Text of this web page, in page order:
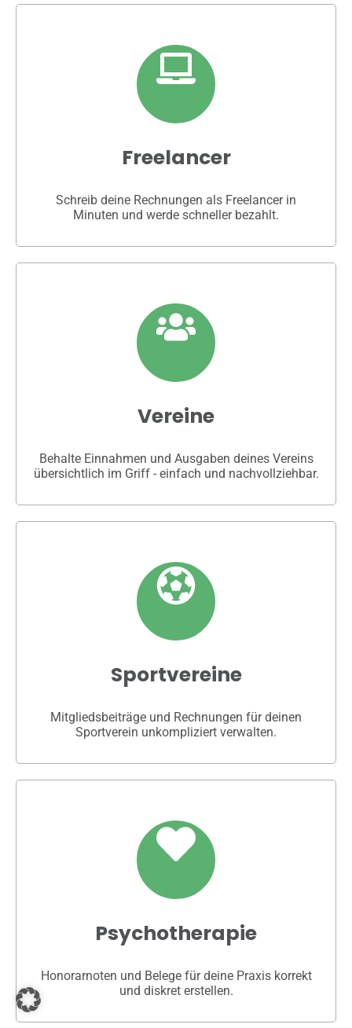
Freelancer
Schreib deine Rechnungen als Freelancer in
Minuten und werde schneller bezahlt.
Vereine
Behalte Einnahmen und Ausgaben deines Vereins
übersichtlich im Griff - einfach und nachvollziehbar.
Sportvereine
Mitgliedsbeiträge und Rechnungen für deinen
Sportverein unkompliziert verwalten.
Psychotherapie
Honorarnoten und Belege für deine Praxis korrekt
und diskret erstellen.